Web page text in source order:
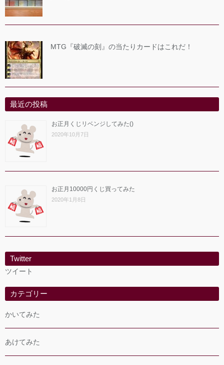
MTG『破滅の刻』の当たりカードはこれだ！
最近の投稿
お正月くじリベンジしてみた()
2020年10月7日
お正月10000円くじ買ってみた
2020年1月8日
Twitter
ツイート
カテゴリー
かいてみた
あけてみた